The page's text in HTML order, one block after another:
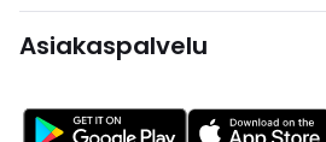
Asiakaspalvelu